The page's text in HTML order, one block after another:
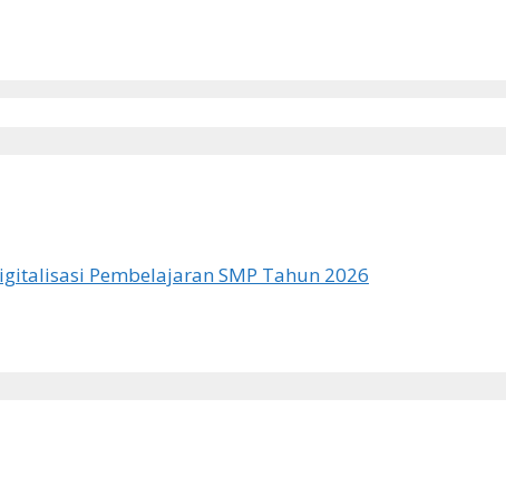
Pembelajaran SMP Tahun 2026